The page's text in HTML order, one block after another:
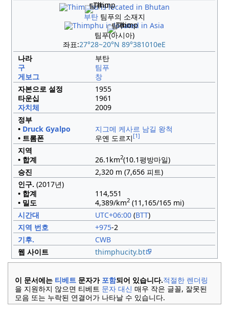
팀푸
부탄팀푸의 소재지
팀푸
팀푸(아시아)
좌표:27°28~20°N 89°381010eE
나라
부탄
구
팀푸
게보그
창
자본으로 설정
1955
타운십
1961
자치체
2009
정부
• Druck Gyalpo
지그메 케사르 남길 왕척
• 트롬폰
우옌 도르지 [1]
지역
• 합계
26.1km2(10.1평방마일)
승진
2,320 m (7,656 피트)
인구. (2017년)
• 합계
114,551
• 밀도
4,389/km2(11,165/165 mi)
시간대
UTC+06:00(BTT)
지역 번호
+975-2
기후.
CWB
웹 사이트
thimphucity.bt
이 문서에는 티베트문자가 포함되어 있습니다.적절한 렌더링
을 지원하지 않으면 티베트 문자 대신 매우 작은 글꼴, 잘못된
모음 또는 누락된 연결어가 나타날 수 있습니다.